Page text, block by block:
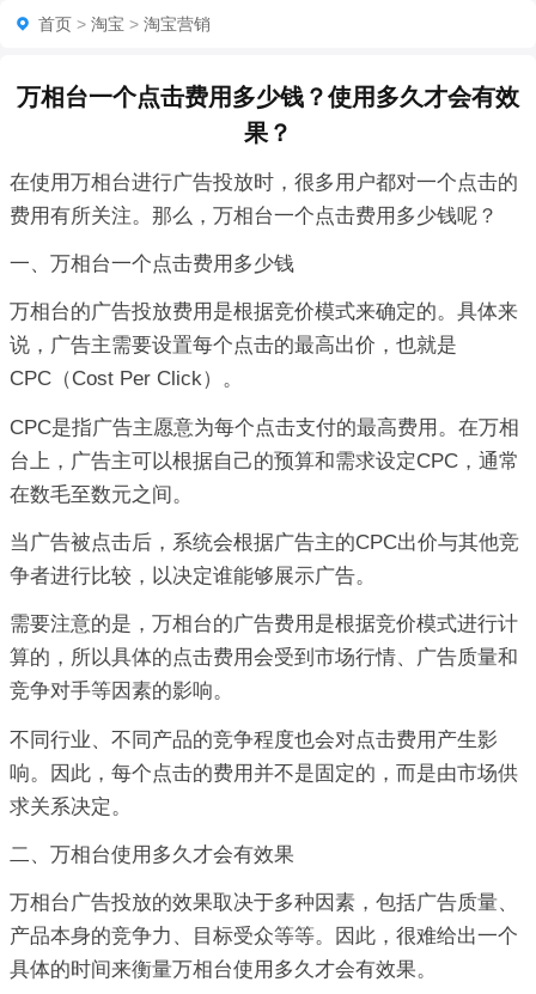
首页 > 淘宝 > 淘宝营销
万相台一个点击费用多少钱？使用多久才会有效
果？
在使用万相台进行广告投放时，很多用户都对一个点击的
费用有所关注。那么，万相台一个点击费用多少钱呢？
一、万相台一个点击费用多少钱
万相台的广告投放费用是根据竞价模式来确定的。具体来
说，广告主需要设置每个点击的最高出价，也就是
CPC（Cost Per Click）。
CPC是指广告主愿意为每个点击支付的最高费用。在万相
台上，广告主可以根据自己的预算和需求设定CPC，通常
在数毛至数元之间。
当广告被点击后，系统会根据广告主的CPC出价与其他竞
争者进行比较，以决定谁能够展示广告。
需要注意的是，万相台的广告费用是根据竞价模式进行计
算的，所以具体的点击费用会受到市场行情、广告质量和
竞争对手等因素的影响。
不同行业、不同产品的竞争程度也会对点击费用产生影
响。因此，每个点击的费用并不是固定的，而是由市场供
求关系决定。
二、万相台使用多久才会有效果
万相台广告投放的效果取决于多种因素，包括广告质量、
产品本身的竞争力、目标受众等等。因此，很难给出一个
具体的时间来衡量万相台使用多久才会有效果。